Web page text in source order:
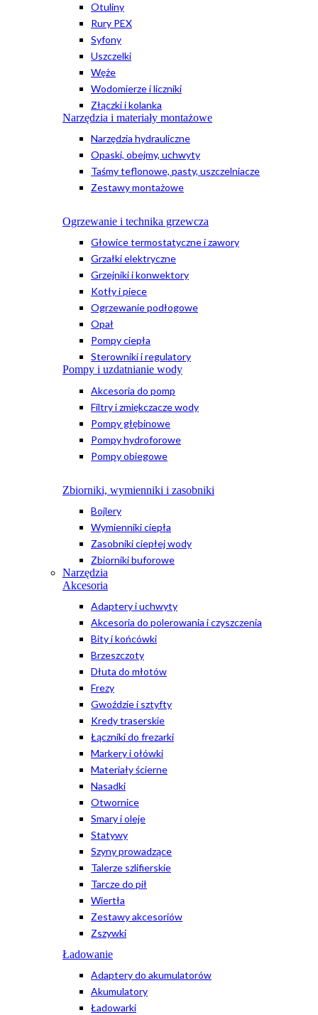
Otuliny
Rury PEX
Syfony
Uszczelki
Węże
Wodomierze i liczniki
Złączki i kolanka
Narzędzia i materiały montażowe
Narzędzia hydrauliczne
Opaski, obejmy, uchwyty
Taśmy teflonowe, pasty, uszczelniacze
Zestawy montażowe
Ogrzewanie i technika grzewcza
Głowice termostatyczne i zawory
Grzałki elektryczne
Grzejniki i konwektory
Kotły i piece
Ogrzewanie podłogowe
Opał
Pompy ciepła
Sterowniki i regulatory
Pompy i uzdatnianie wody
Akcesoria do pomp
Filtry i zmiękczacze wody
Pompy głębinowe
Pompy hydroforowe
Pompy obiegowe
Zbiorniki, wymienniki i zasobniki
Bojlery
Wymienniki ciepła
Zasobniki ciepłej wody
Zbiorniki buforowe
Narzędzia
Akcesoria
Adaptery i uchwyty
Akcesoria do polerowania i czyszczenia
Bity i końcówki
Brzeszczoty
Dłuta do młotów
Frezy
Gwoździe i sztyfty
Kredy traserskie
Łączniki do frezarki
Markery i ołówki
Materiały ścierne
Nasadki
Otwornice
Smary i oleje
Statywy
Szyny prowadzące
Talerze szlifierskie
Tarcze do pił
Wiertła
Zestawy akcesoriów
Zszywki
Ładowanie
Adaptery do akumulatorów
Akumulatory
Ładowarki